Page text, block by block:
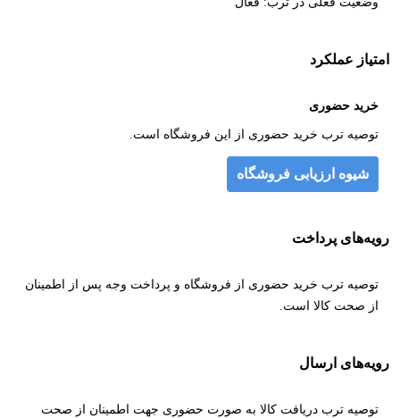
امتیاز عملکرد
خرید حضوری
توصیه ترب خرید حضوری از این فروشگاه است.
شیوه ارزیابی فروشگاه
رویه‌های پرداخت
توصیه ترب خرید حضوری از فروشگاه و پرداخت وجه پس از اطمینان
از صحت کالا است.
رویه‌های ارسال
توصیه ترب دریافت کالا به صورت حضوری جهت اطمینان از صحت